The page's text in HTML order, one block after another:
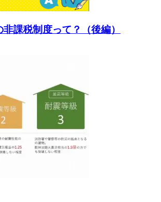
課税制度って？（後編）